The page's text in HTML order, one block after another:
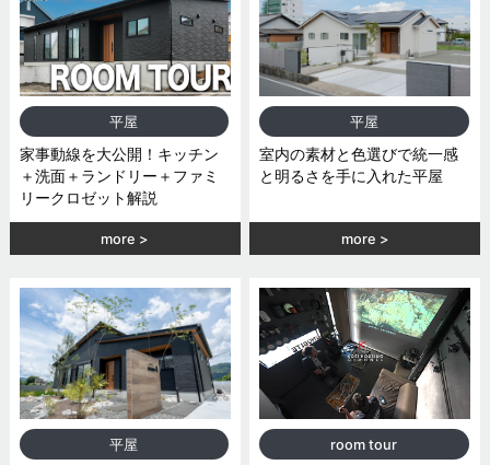
平屋
家事動線を大公開！キッチン
＋洗面＋ランドリー＋ファミ
リークロゼット解説
more
平屋
室内の素材と色選びで統一感
と明るさを手に入れた平屋
more
平屋 room tour